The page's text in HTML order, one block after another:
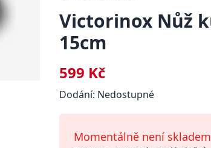
Victorinox Nůž
15cm
599 Kč
Dodání: Nedostupné
Momentálně není skladem